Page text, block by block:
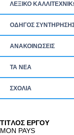
ΛΕΞΙΚΟ
ΟΔΗΓΟΣ
ΑΝΑΚΟΙΝΩΣΕΙΣ
ΤΑ ΝEΑ
ΣΧΟΛΙΑ
TITΛΟΣ ΕΡΓΟΥ
MON PAYS